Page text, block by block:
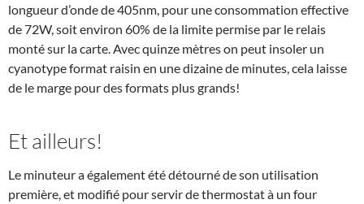
longueur d’onde de 405nm, pour une consommation effective
de 72W, soit environ 60% de la limite permise par le relais
monté sur la carte. Avec quinze mètres on peut insoler un
cyanotype format raisin en une dizaine de minutes, cela laisse
de le marge pour des formats plus grands!
Et ailleurs!
Le minuteur a également été détourné de son utilisation
première, et modifié pour servir de thermostat à un four